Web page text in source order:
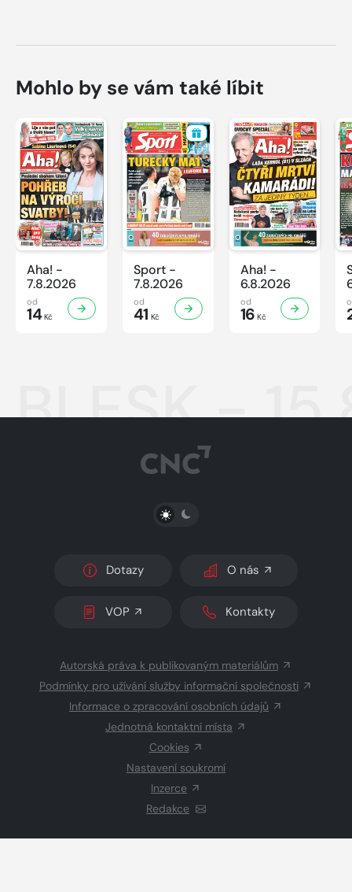
Mohlo by se vám také líbit
Aha! -
7.8.2026
od
14Kč
Sport -
7.8.2026
od
41 Kč
Aha! -
6.8.2026
od
16 Kč
BLESK -
PŘEPNOUT SVĚTLÝ/TMAVÝ REŽIM
Dotazy O nás
VOP Kontakty
Autorská práva k publikovaným materiálům
Podmínky pro užívání služby informační společnosti
Informace o zpracování osobních údajů
Jednotná kontaktní místa
Cookies
Nastavení soukromí
Inzerce
Redakce